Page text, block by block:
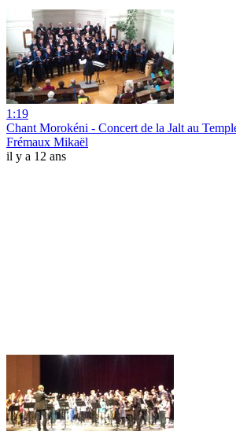
1:19
Chant Morokéni - Concert de la Jalt au
Frémaux Mikaël
il y a 12 ans